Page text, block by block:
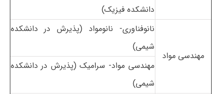
دانشکده فیزیک)
مهندسی مواد
نانوفناوری- نانومواد (پذیرش در دانشکده
شیمی)
مهندسی مواد- سرامیک(پذیرش در دانشکده
شیمی)